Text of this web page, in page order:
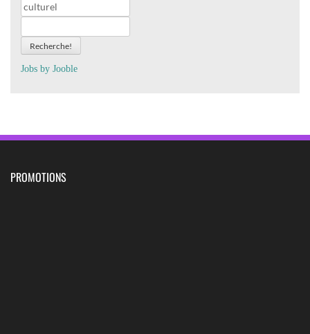
Recherche!
Jobs by Jooble
PROMOTIONS